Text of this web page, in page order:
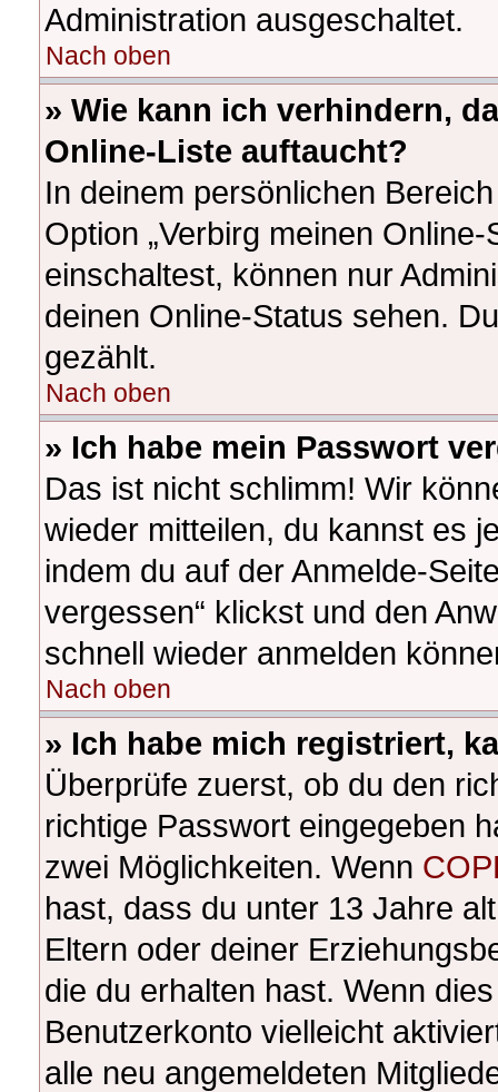
Administration ausgeschaltet.
Nach oben
» Wie kann ich verhindern,
Online-Liste auftaucht?
In deinem persönlichen
Option „Verbirg meinen
einschaltest, können nur
deinen Online-Status sehen.
gezählt.
Nach oben
» Ich habe mein Passwort
Das ist nicht schlimm! Wir
wieder mitteilen, du kannst es
indem du auf der Anmelde-
vergessen“ klickst und den
schnell wieder anmelden
Nach oben
» Ich habe mich registriert,
Überprüfe zuerst, ob du den
richtige Passwort eingegeben
zwei Möglichkeiten. Wenn
hast, dass du unter 13 Jahre
Eltern oder deiner
die du erhalten hast. Wenn
Benutzerkonto vielleicht
alle neu angemeldeten